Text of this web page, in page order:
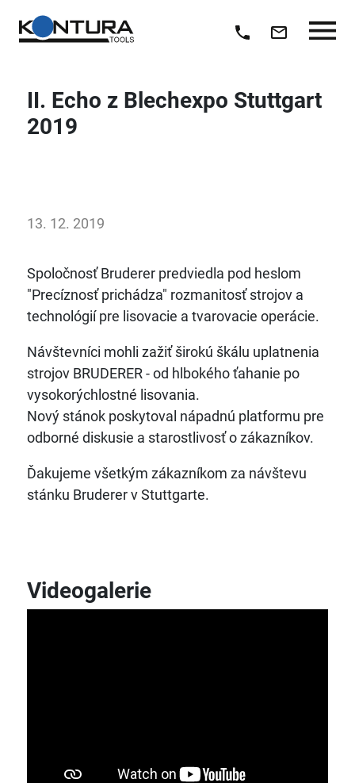
II. Echo z Blechexpo Stuttgart
2019
13. 12. 2019
Spoločnosť Bruderer predviedla pod heslom
"Precíznosť prichádza" rozmanitosť strojov a
technológií pre lisovacie a tvarovacie operácie.
Návštevníci mohli zažiť širokú škálu uplatnenia
strojov BRUDERER - od hlbokého ťahanie po
vysokorýchlostné lisovania.
Nový stánok poskytoval nápadnú platformu pre
odborné diskusie a starostlivosť o zákazníkov.
Ďakujeme všetkým zákazníkom za návštevu
stánku Bruderer v Stuttgarte.
Videogalerie